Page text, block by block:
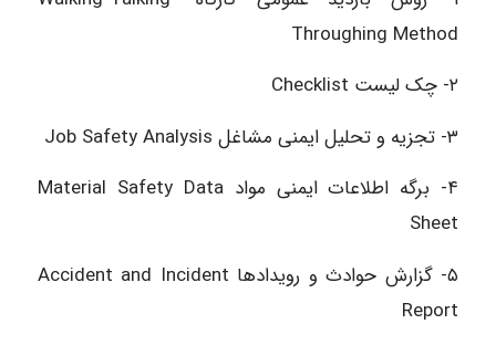
Throughing Method
۲- چک لیست Checklist
۳- تجزیه و تحلیل ایمنی مشاغل Job Safety Analysis
۴- برگه اطلاعات ایمنی مواد Material Safety Data
Sheet
۵- گزارش حوادث و رویدادها Accident and Incident
Report